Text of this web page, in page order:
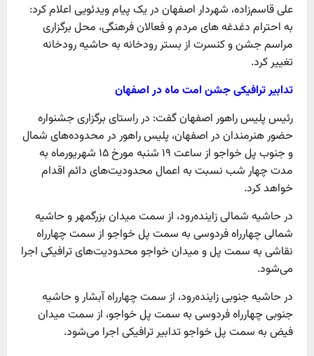
علی قاسم‌زاده، شهردار اصفهان در یک پیام ویدئویی اعلام کرد:
به احترام دغدغه های مردم و فعالان فرهنگی، محل برگزاری
مراسم جشن و کنسرت از بستر رودخانه به حاشیه رودخانه
تغییر کرد.
تدابیر ترافیکی جشن امت ماه در اصفهان
رئیس پلیس راهور اصفهان گفت: در راستای برگزاری جشنواره
حضور هنرمندان در اصفهان، پلیس راهور در محدوده‌های شمال
و جنوب پل خواجو از ساعت ۱۹ شنبه مورخ ۱۵ شهریورماه به
مدت چهار شب نسبت به اعمال محدودیت‌های دائم اقدام
خواهد کرد.
در حاشیه شمالی زاینده‌رود، از سمت میدان بزرگمهر و حاشیه
شمالی چهارراه فردوسی به سمت پل خواجو از سمت چهارراه
نقاشی به سمت پل و میدان خواجو محدودیت‌های ترافیکی اجرا
می‌شود.
در حاشیه جنوبی زاینده‌رود، از سمت چهارراه آبشار و حاشیه
جنوبی چهارراه فردوسی به سمت پل خواجو، از سمت میدان
فیض به سمت پل خواجو تدابیر ترافیکی اجرا می‌شود.